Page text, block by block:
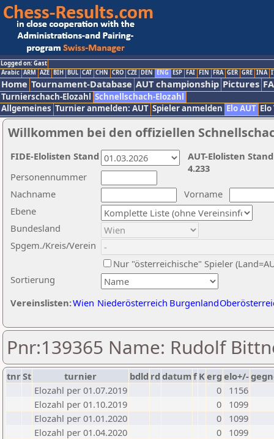
Logged on: Gast
Arabic ARM AZE BIH BUL CAT CHN CRO CZE DEN ENG ESP FAI FIN FRA GER GRE INA
Home Tournament-Database AUT championship Pictures
Turnierschach-Elozahl Schnellschach-Elozahl
Allgemeines Turnier anmelden: AUT Spieler anmelden Elo AUT
Willkommen bei den offiziellen
Nachname
Vorname
Ebene
Sortierung
Personennummer
Bundesland
Spgem./Kreis/Verein
Nur "österreichische" Spieler
Vereinslisten:Wien Niederösterreich Burgenland
AUT-Elolisten
4.233
FIDE-Elolisten Stand
Pnr:139365 Name: Rudolf
tnrSt turnier bdld rd datumf Kerg elo+/-
Elozahl per 01.07.2019
0
1156
Elozahl per 01.10.2019
0
1099
Elozahl per 01.01.2020
0
1099
Elozahl per 01.04.2020
0
1099